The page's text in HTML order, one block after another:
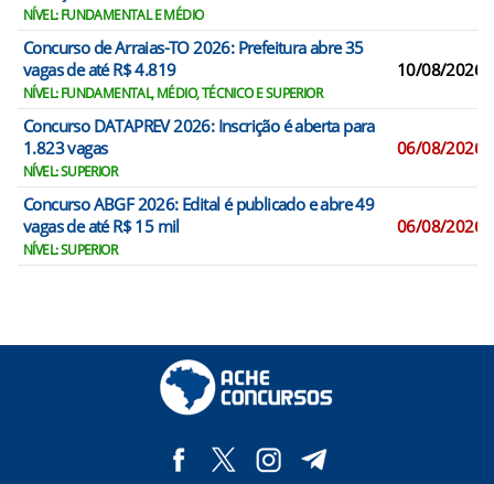
NÍVEL: FUNDAMENTAL E MÉDIO
Concurso de Arraias-TO 2026: Prefeitura abre 35
vagas de até R$ 4.819
NÍVEL: FUNDAMENTAL, MÉDIO, TÉCNICO E SUPERIOR
10/08/2026
Concurso DATAPREV 2026: Inscrição é aberta para
1.823 vagas
NÍVEL: SUPERIOR
06/08/2026
Concurso ABGF 2026: Edital é publicado e abre 49
vagas de até R$ 15 mil
NÍVEL: SUPERIOR
06/08/2026